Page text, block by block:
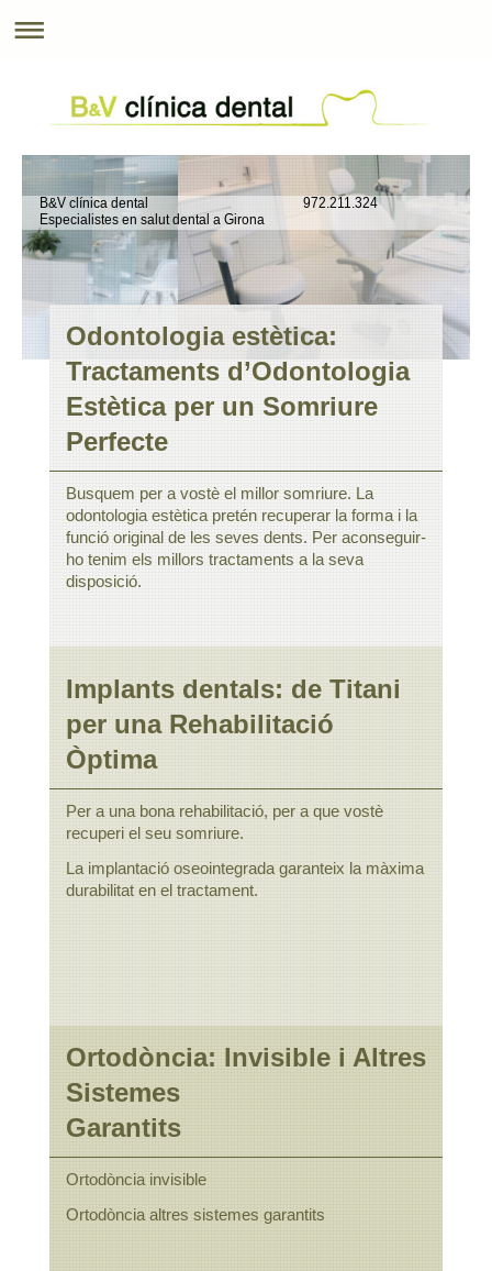
B&V clínica dental 972.211.324
Especialistes en salut dental a Girona
Odontologia estètica:
Tractaments d’Odontologia
Estètica per un Somriure
Perfecte
Busquem per a vostè el millor somriure. La
odontologia estètica pretén recuperar la forma i la
funció original de les seves dents. Per aconseguir-
ho tenim els millors tractaments a la seva
disposició.
Implants dentals: de Titani
per una Rehabilitació
Òptima
Per a una bona rehabilitació, per a que vostè
recuperi el seu somriure.
La implantació oseointegrada garanteix la màxima
durabilitat en el tractament.
Ortodòncia: Invisible i Altres
Sistemes
Garantits
Ortodòncia invisible
Ortodòncia altres sistemes garantits